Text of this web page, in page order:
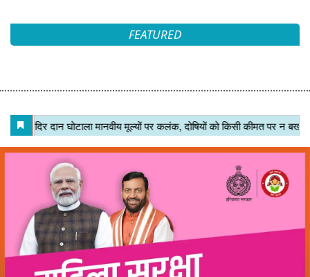
FEATURED